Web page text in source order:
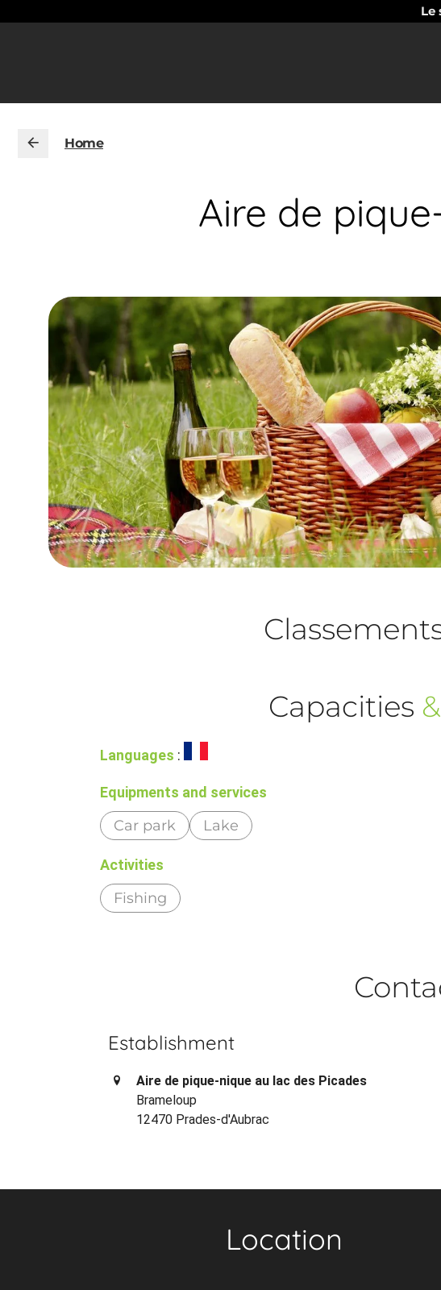
Le
Home
Aire de
Capacities &
Languages :
Equipments and services
Car park Lake
Activities
Fishing
Establishment
Aire de pique-nique au lac des Picades
Brameloup
12470 Prades-d'Aubrac
Location